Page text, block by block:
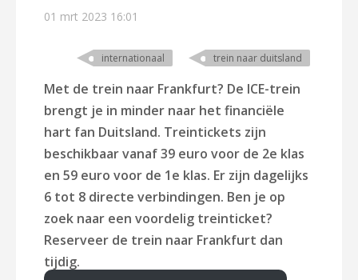
01 mrt 2023 16:01
internationaal trein naar duitsland
Met de trein naar Frankfurt? De ICE-trein
brengt je in minder naar het financiële
hart fan Duitsland. Treintickets zijn
beschikbaar vanaf 39 euro voor de 2e klas
en 59 euro voor de 1e klas. Er zijn dagelijks
6 tot 8 directe verbindingen. Ben je op
zoek naar een voordelig treinticket?
Reserveer de trein naar Frankfurt dan
tijdig.